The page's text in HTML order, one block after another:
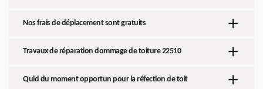
Nos frais de déplacement sont gratuits
Travaux de réparation dommage de toiture 22510
Quid du moment opportun pour la réfection de toit